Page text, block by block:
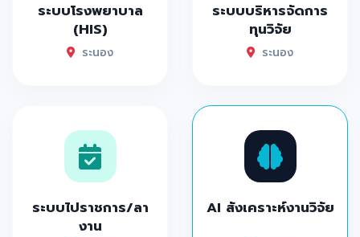
ระบบโรงพยาบาล
(HIS)
ระนอง
ระบบบริหารจัดการ
ทุนวิจัย
ระนอง
ระบบไปราชการ/ลา
งาน
AI สังเคราะห์งานวิจัย